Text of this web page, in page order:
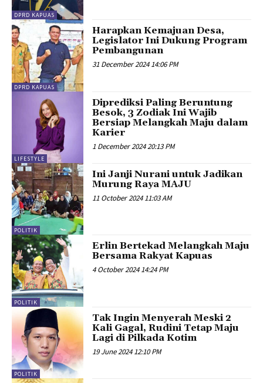
DPRD KAPUAS
DPRD KAPUAS
Harapkan Kemajuan Desa,
Legislator Ini Dukung Program
Pembangunan
31 December 2024 14:06 PM
LIFESTYLE
Diprediksi Paling Beruntung
Besok, 3 Zodiak Ini Wajib
Bersiap Melangkah Maju dalam
Karier
1 December 2024 20:13 PM
POLITIK
Ini Janji Nurani untuk Jadikan
Murung Raya MAJU
11 October 2024 11:03 AM
POLITIK
Erlin Bertekad Melangkah Maju
Bersama Rakyat Kapuas
4 October 2024 14:24 PM
POLITIK
Tak Ingin Menyerah Meski 2
Kali Gagal, Rudini Tetap Maju
Lagi di Pilkada Kotim
19 June 2024 12:10 PM